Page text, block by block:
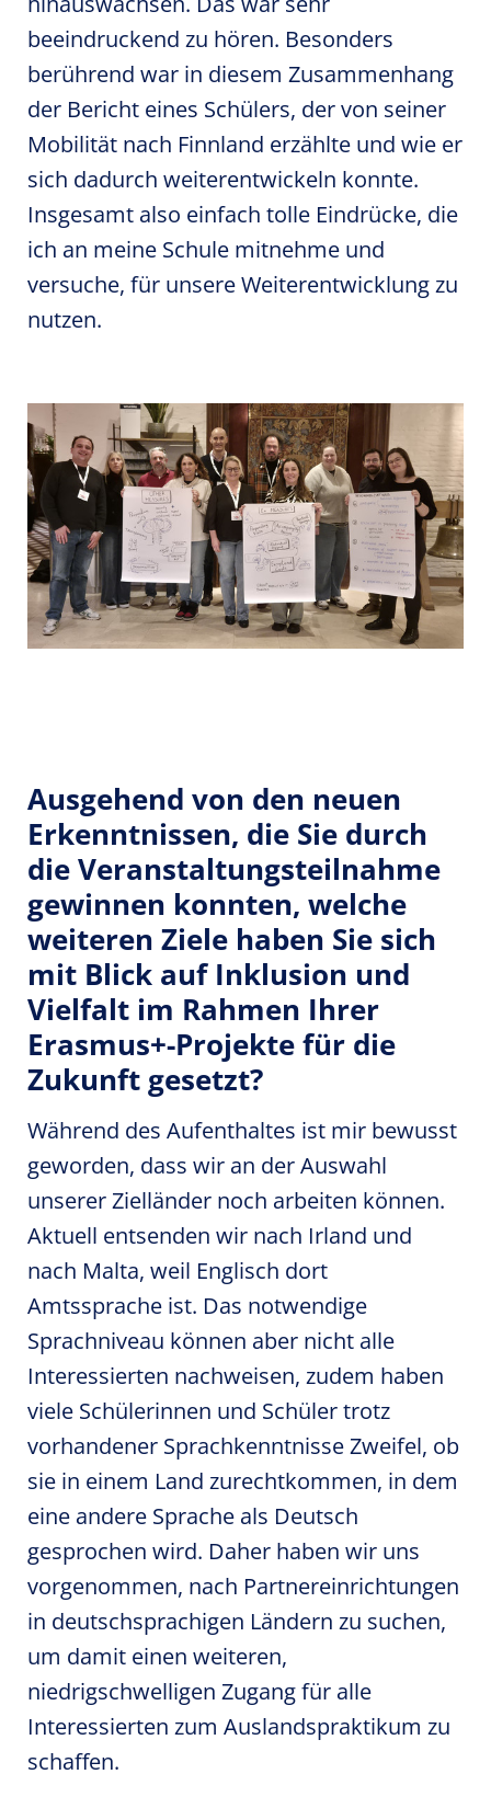
beeindruckend zu hören. Besonders
berührend war in diesem Zusammenhang
der Bericht eines Schülers, der von seiner
Mobilität nach Finnland erzählte und wie er
sich dadurch weiterentwickeln konnte.
Insgesamt also einfach tolle Eindrücke, die
ich an meine Schule mitnehme und
versuche, für unsere Weiterentwicklung zu
nutzen.
Ausgehend von den neuen
Erkenntnissen, die Sie durch
die Veranstaltungsteilnahme
gewinnen konnten, welche
weiteren Ziele haben Sie sich
mit Blick auf Inklusion und
Vielfalt im Rahmen Ihrer
Erasmus+-Projekte für die
Zukunft gesetzt?
Während des Aufenthaltes ist mir bewusst
geworden, dass wir an der Auswahl
unserer Zielländer noch arbeiten können.
Aktuell entsenden wir nach Irland und
nach Malta, weil Englisch dort
Amtssprache ist. Das notwendige
Sprachniveau können aber nicht alle
Interessierten nachweisen, zudem haben
viele Schülerinnen und Schüler trotz
vorhandener Sprachkenntnisse Zweifel, ob
sie in einem Land zurechtkommen, in dem
eine andere Sprache als Deutsch
gesprochen wird. Daher haben wir uns
vorgenommen, nach Partnereinrichtungen
in deutschsprachigen Ländern zu suchen,
um damit einen weiteren,
niedrigschwelligen Zugang für alle
Interessierten zum Auslandspraktikum zu
schaffen.